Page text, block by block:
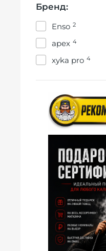
Бренд:
Enso 2
apex 4
xyka pro 4